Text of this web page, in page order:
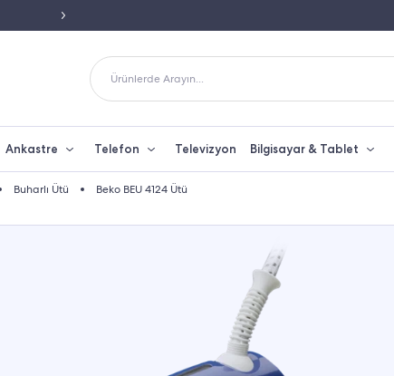
Ürünlerde Arayın...
Ankastre Telefon Televizyon Bilgisayar & Tablet
Buharlı Ütü Beko BEU 4124 Ütü